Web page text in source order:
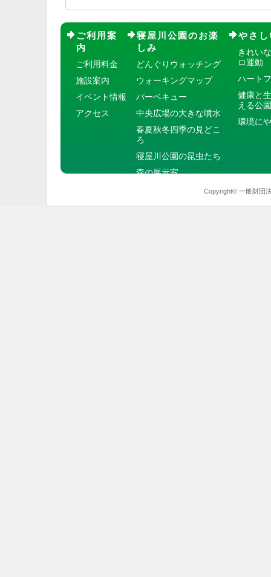
ご利用案
内
ご利用料金
施設案内
イベント情報
アクセス
寝屋川公園のお楽
しみ
どんぐりウォッチング
ウォーキングマップ
バーベキュー
中央広場の大きな噴水
春夏秋冬四季の見どこ
ろ
寝屋川公園の昆虫たち
森の展示室
やさ
きれい
ロ運動
ハート
健康と
える公園
環境に
Copyright© 一般財団